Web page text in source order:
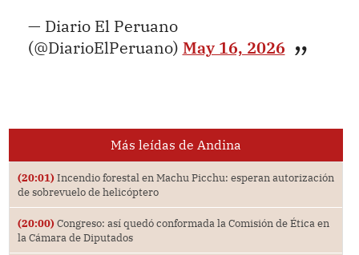
— Diario El Peruano
(@DiarioElPeruano) May 16, 2026
Más leídas de Andina
(20:01) Incendio forestal en Machu Picchu: esperan autorización
de sobrevuelo de helicóptero
(20:00) Congreso: así quedó conformada la Comisión de Ética en
la Cámara de Diputados